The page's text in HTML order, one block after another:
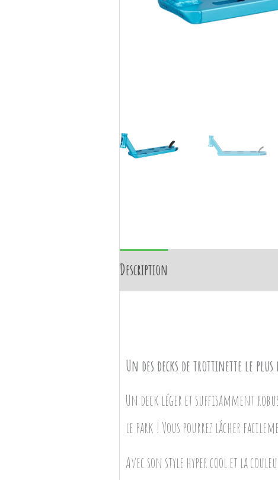
Description
Un des decks de trottinette le plus
Un deck léger et suffisamment
le park ! Vous pourrez lâcher
Avec son style hyper cool et la